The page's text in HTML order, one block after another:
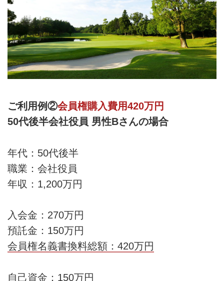
ご利用例②会員権購入費用420万円
50代後半会社役員 男性Bさんの場合
年代：50代後半
職業：会社役員
年収：1,200万円
入会金：270万円
預託金：150万円
会員権名義書換料総額：420万円
自己資金：150万円